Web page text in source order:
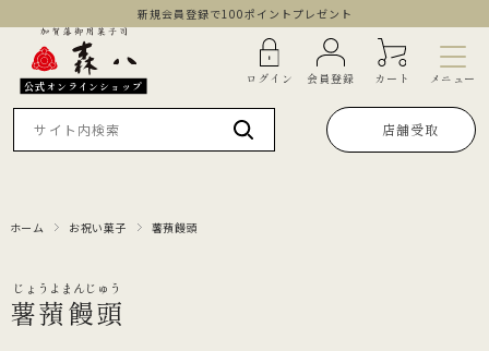
新規会員登録で100ポイントプレゼント
公式オンラインショップ ログイン 会員登録 カート メニュー
店舗受取
ホーム お祝い菓子 薯蕷饅頭
薯蕷饅頭